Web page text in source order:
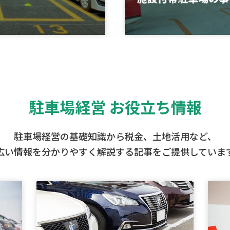
駐車場経営 お役立ち情報
駐車場経営の基礎知識から税金、土地活用など、
い情報を分かりやすく解説する記事をご提供していま